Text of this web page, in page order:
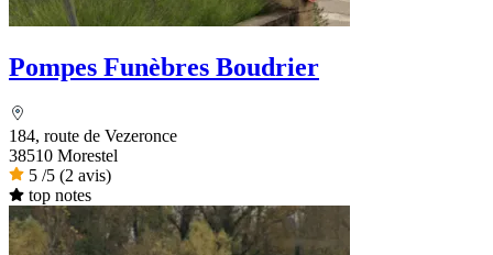
Pompes Funèbres Boudrier
184, route de Vezeronce
38510 Morestel
5 /5 (2 avis)
top notes